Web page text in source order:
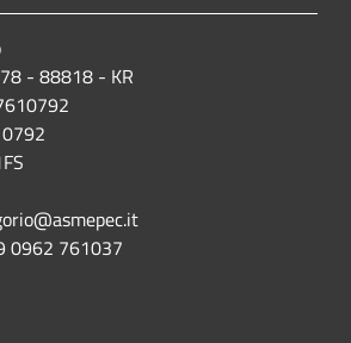
- 88818 - KR
0962 761037